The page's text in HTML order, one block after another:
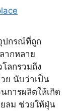
ปกรณ์ที่ถูก
ากหลาย
ลกรวมถึง
ย นับว่าเป็น
ารผลิตให้เกิด
ลม ช่วยให้ฝุ่น